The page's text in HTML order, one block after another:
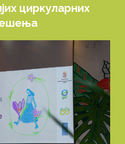
циркуларних